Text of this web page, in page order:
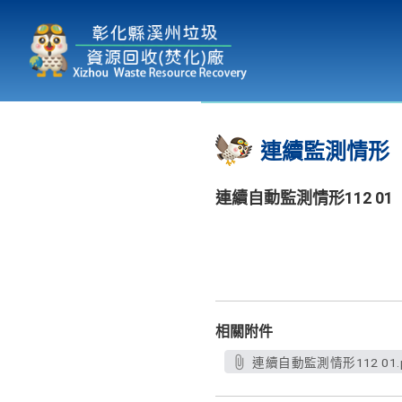
本廠簡介
:::
連續監測情形
連續自動監測情形112 01
相關附件
連續自動監測情形112